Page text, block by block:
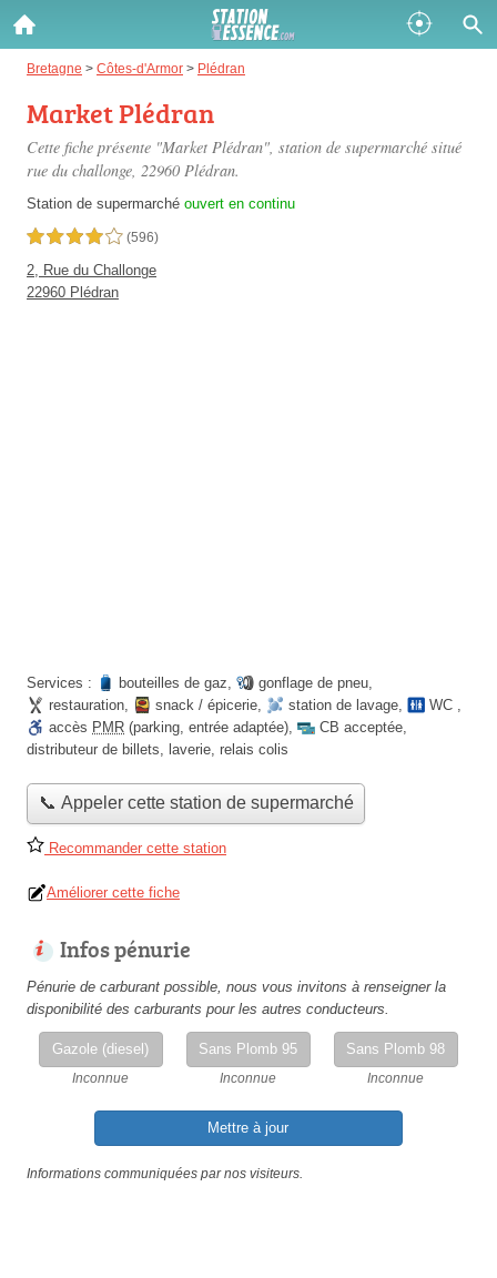
Bretagne > Côtes-d'Armor > Plédran
Market Plédran
Cette fiche présente "Market Plédran", station de supermarché situé
rue du challonge, 22960 Plédran.
Station de supermarché ouvert en continu
4,0 étoiles sur 5 (596)
2, Rue du Challonge
22960 Plédran
Services : bouteilles de gaz, gonflage de pneu,
restauration, snack / épicerie, station de lavage, WC ,
accès PMR (parking, entrée adaptée), CB acceptée,
distributeur de billets, laverie, relais colis
📞 Appeler cette station de supermarché
Recommander cette station
Améliorer cette fiche
Infos pénurie
Pénurie de carburant possible, nous vous invitons à renseigner la
disponibilité des carburants pour les autres conducteurs.
Gazole (diesel)
Inconnue
Sans Plomb 95
Inconnue
Sans Plomb 98
Inconnue
Mettre à jour
Informations communiquées par nos visiteurs.
Gazole :
Disponible
SP 98 :
Disponible
SP 95 :
Disponible